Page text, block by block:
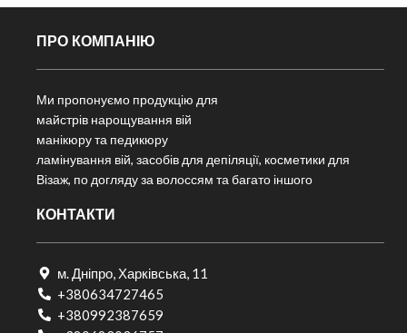
ПРО КОМПАНІЮ
Ми пропонуємо продукцію для
майстрів нарощування вій
манікюру та педикюру
ламінування вій, засобів для депіляції, косметики для
Візаж, по догляду за волоссям та багато іншого
КОНТАКТИ
м. Дніпро, Харківська, 11
+380634727465
+380992387659